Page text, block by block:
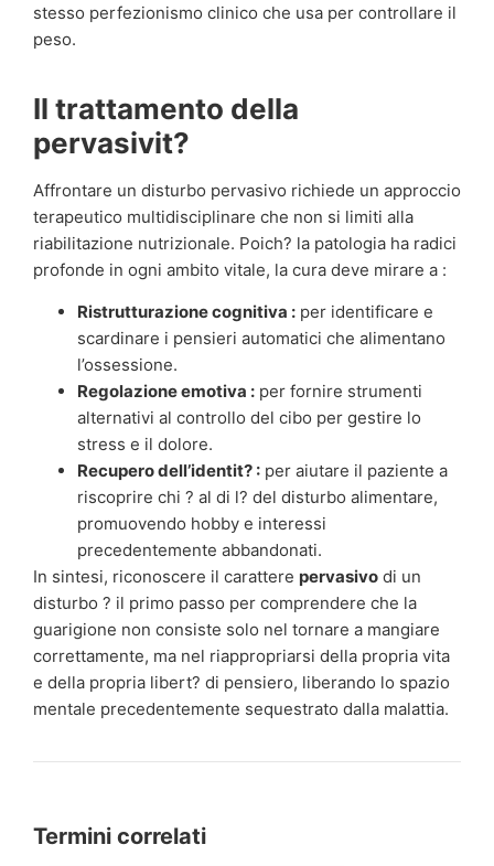
stesso perfezionismo clinico che usa per controllare il
peso.
Il trattamento della
pervasivit?
Affrontare un disturbo pervasivo richiede un approccio
terapeutico multidisciplinare che non si limiti alla
riabilitazione nutrizionale. Poich? la patologia ha radici
profonde in ogni ambito vitale, la cura deve mirare a :
Ristrutturazione cognitiva : per identificare e
scardinare i pensieri automatici che alimentano
l’ossessione.
Regolazione emotiva : per fornire strumenti
alternativi al controllo del cibo per gestire lo
stress e il dolore.
Recupero dell’identit? : per aiutare il paziente a
riscoprire chi ? al di l? del disturbo alimentare,
promuovendo hobby e interessi
precedentemente abbandonati.
In sintesi, riconoscere il carattere pervasivo di un
disturbo ? il primo passo per comprendere che la
guarigione non consiste solo nel tornare a mangiare
correttamente, ma nel riappropriarsi della propria vita
e della propria libert? di pensiero, liberando lo spazio
mentale precedentemente sequestrato dalla malattia.
Termini correlati